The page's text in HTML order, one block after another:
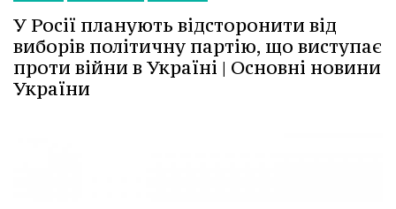
У Росії планують відсторонити від
виборів політичну партію, що виступає
проти війни в Україні | Основні новини
України